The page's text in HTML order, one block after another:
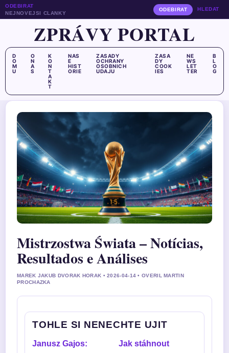
ODEBIRAT
NEJNOVEJSI CLANKY
ODEBIRAT HLEDAT
ZPRÁVY PORTAL
D
O
M
U
O
N
A
S
K
O
N
T
A
K
T
NAS
E
HIST
ORIE
ZASADY
OCHRANY
OSOBNICH
UDAJU
ZASA
DY
COOK
IES
NE
WS
LET
TER
B
L
O
G
Mistrzostwa Świata – Notícias,
Resultados e Análises
MAREK JAKUB DVORAK HORAK • 2026-04-14 • OVERIL MARTIN
PROCHAZKA
TOHLE SI NENECHTE UJIT
Janusz Gajos:
Jak stáhnout